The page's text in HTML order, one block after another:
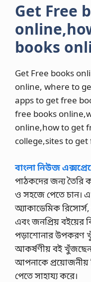
Get Free
books
Get Free books
online, where to
apps to get free
free books
online,how to get
college,sites to
বাংলা নিউজ
পাঠকদের জন্য তৈরি
ও সহজে পেতে চান।
অ্যাকাডেমিক
এবং জনপ্রিয় বইয়ের
পড়াশোনার উপকরণ
আকর্ষণীয় বই
আপনাকে
পেতে সাহায্য করে।